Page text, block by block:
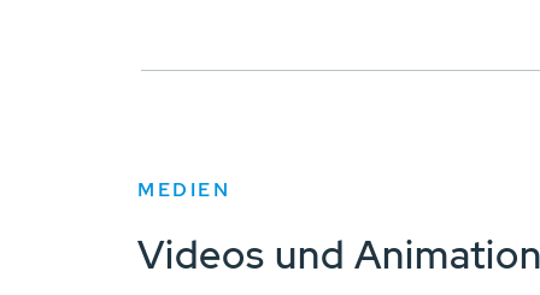
MEDIEN
Videos und